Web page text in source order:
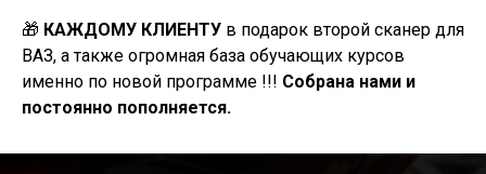
🎁 КАЖДОМУ КЛИЕНТУ в подарок второй сканер для
ВАЗ, а также огромная база обучающих курсов
именно по новой программе !!! Собрана нами и
постоянно пополняется.